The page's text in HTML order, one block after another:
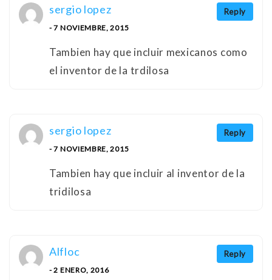
Reply
sergio lopez
- 7 NOVIEMBRE, 2015
Tambien hay que incluir mexicanos como
el inventor de la trdilosa
Reply
sergio lopez
- 7 NOVIEMBRE, 2015
Tambien hay que incluir al inventor de la
tridilosa
Reply
Alfloc
- 2 ENERO, 2016